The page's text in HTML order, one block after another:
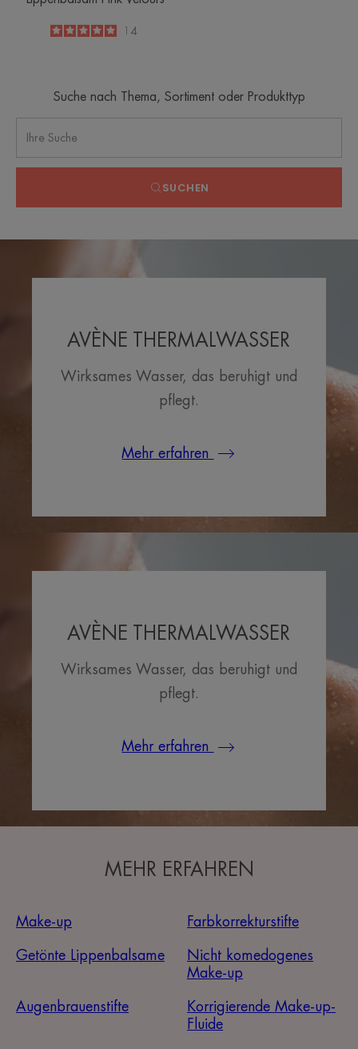
5/514
Suche nach Thema, Sortiment oder Produkttyp
SUCHEN
AVÈNE THERMALWASSER
Wirksames Wasser, das beruhigt und
pflegt.
Mehr erfahren
AVÈNE THERMALWASSER
Wirksames Wasser, das beruhigt und
pflegt.
Mehr erfahren
MEHR ERFAHREN
Make-up Farbkorrekturstifte
Getönte Lippenbalsame
Nicht komedogenes
Make-up
Augenbrauenstifte
Korrigierende Make-up-
Fluide